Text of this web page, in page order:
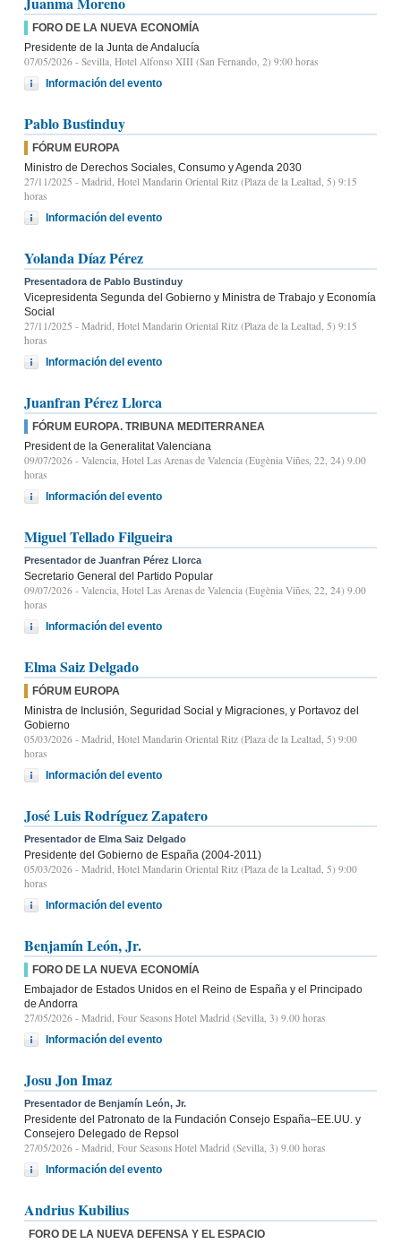
FORO DE LA NUEVA ECONOMÍA
Presidente de la Junta de Andalucía
07/05/2026 - Sevilla, Hotel Alfonso XIII (San Fernando, 2) 9:00 horas
Información del evento
Pablo Bustinduy
FÓRUM EUROPA
Ministro de Derechos Sociales, Consumo y Agenda 2030
27/11/2025 - Madrid, Hotel Mandarin Oriental Ritz (Plaza de la Lealtad, 5) 9:15
horas
Información del evento
Yolanda Díaz Pérez
Presentadora de Pablo Bustinduy
Vicepresidenta Segunda del Gobierno y Ministra de Trabajo y Economía
Social
27/11/2025 - Madrid, Hotel Mandarin Oriental Ritz (Plaza de la Lealtad, 5) 9:15
horas
Información del evento
Juanfran Pérez Llorca
FÓRUM EUROPA. TRIBUNA MEDITERRANEA
President de la Generalitat Valenciana
09/07/2026 - Valencia, Hotel Las Arenas de Valencia (Eugènia Viñes, 22, 24) 9.00
horas
Información del evento
Miguel Tellado Filgueira
Presentador de Juanfran Pérez Llorca
Secretario General del Partido Popular
09/07/2026 - Valencia, Hotel Las Arenas de Valencia (Eugènia Viñes, 22, 24) 9.00
horas
Información del evento
Elma Saiz Delgado
FÓRUM EUROPA
Ministra de Inclusión, Seguridad Social y Migraciones, y Portavoz del
Gobierno
05/03/2026 - Madrid, Hotel Mandarin Oriental Ritz (Plaza de la Lealtad, 5) 9:00
horas
Información del evento
José Luis Rodríguez Zapatero
Presentador de Elma Saiz Delgado
Presidente del Gobierno de España (2004-2011)
05/03/2026 - Madrid, Hotel Mandarin Oriental Ritz (Plaza de la Lealtad, 5) 9:00
horas
Información del evento
Benjamín León, Jr.
FORO DE LA NUEVA ECONOMÍA
Embajador de Estados Unidos en el Reino de España y el Principado
de Andorra
27/05/2026 - Madrid, Four Seasons Hotel Madrid (Sevilla, 3) 9.00 horas
Información del evento
Josu Jon Imaz
Presentador de Benjamín León, Jr.
Presidente del Patronato de la Fundación Consejo España–EE.UU. y
Consejero Delegado de Repsol
27/05/2026 - Madrid, Four Seasons Hotel Madrid (Sevilla, 3) 9.00 horas
Información del evento
Andrius Kubilius
FORO DE LA NUEVA DEFENSA Y EL ESPACIO